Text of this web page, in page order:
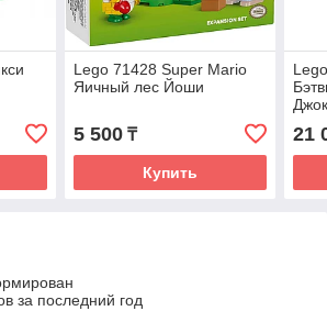
Lego 71428 Super Mario
Яичный лес Йоши
5 500₸
Купить
21
за последний год